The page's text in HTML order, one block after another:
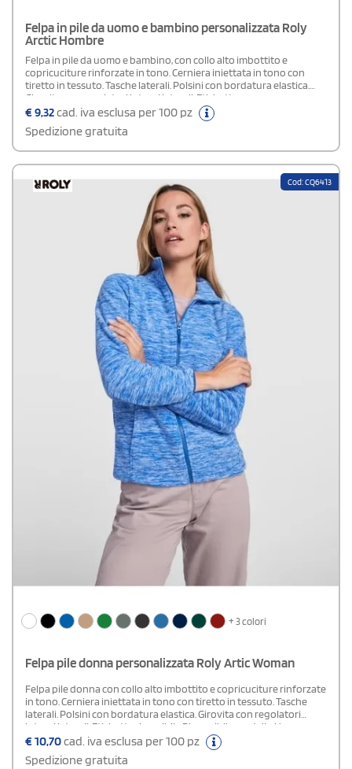
Felpa in pile da uomo e bambino personalizzata Roly
Arctic Hombre
Felpa in pile da uomo e bambino, con collo alto imbottito e
copricuciture rinforzate in tono. Cerniera iniettata in tono con
tiretto in tessuto. Tasche laterali. Polsini con bordatura elastica.
Girovita con regolatori interni laterali. Etichetta
rimovibile.Composizione: Poliestere 100%Disponibile versione
€9,32cad. iva esclusa per 100 pz
Spedizione gratuita
Cod: CQ6413
+ 3 colori
Felpa pile donna personalizzata Roly Artic Woman
Felpa pile donna con collo alto imbottito e copricuciture rinforzate
in tono. Cerniera iniettata in tono con tiretto in tessuto. Tasche
laterali. Polsini con bordatura elastica. Girovita con regolatori
interni laterali. Etichetta rimovibile.Disponibile modello Uomo e
Bambino
€10,70cad. iva esclusa per 100 pz
Spedizione gratuita